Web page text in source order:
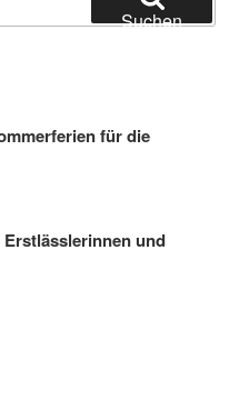
Suchen
für die
und